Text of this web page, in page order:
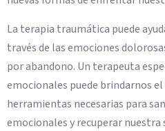
La terapia traumática puede
través de las emociones
por abandono. Un terapeuta
emocionales puede brindarnos el
herramientas necesarias para
emocionales y recuperar nuestra